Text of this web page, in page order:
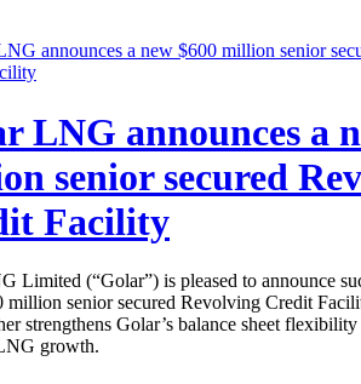
LNG announces a
senior secured
Facility
Limited (“Golar”) is pleased to announce
million senior secured Revolving Credit
strengthens Golar’s balance sheet
growth.